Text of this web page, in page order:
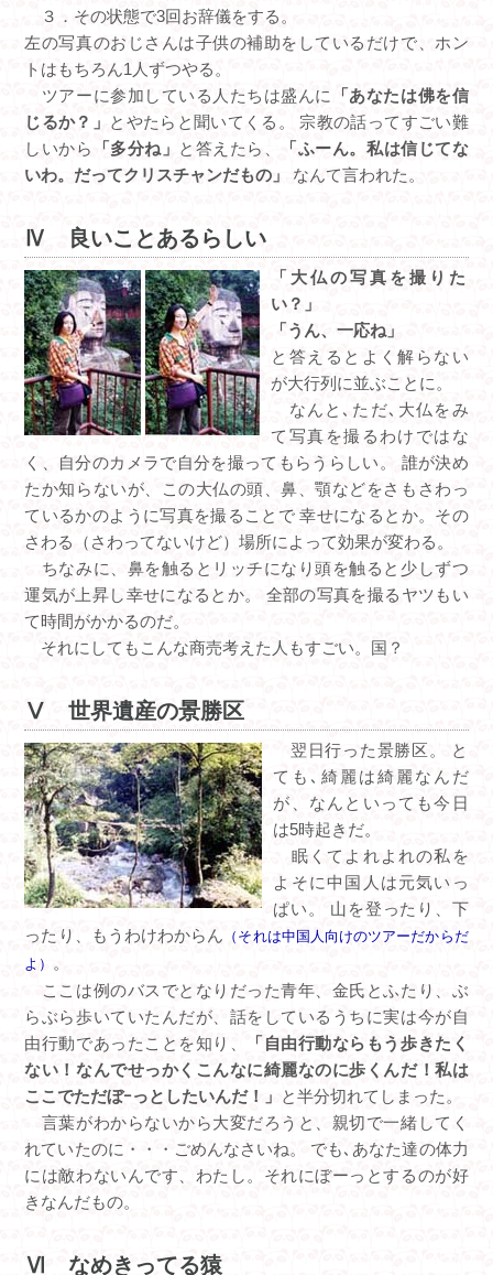
３．その状態で3回お辞儀をする。
左の写真のおじさんは子供の補助をしているだけで、ホン
トはもちろん1人ずつやる。
ツアーに参加している人たちは盛んに
「あなたは佛を信
じるか？」 とやたらと聞いてくる。 宗教の話ってすごい難
しいから
「多分ね」 と答えたら、
「ふーん。私は信じてな
いわ。だってクリスチャンだもの」
なんて言われた。
Ⅳ 良いことあるらしい
「大仏の写真を撮りた
い？」
「うん、一応ね」
と答えるとよく解らない
が大行列に並ぶことに。
なんと､ただ､大仏をみ
て写真を撮るわけではな
く、自分のカメラで自分を撮ってもらうらしい。 誰が決め
たか知らないが、この大仏の頭、鼻、顎などをさもさわっ
ているかのように写真を撮ることで 幸せになるとか。その
さわる（さわってないけど）場所によって効果が変わる。
ちなみに、鼻を触るとリッチになり頭を触ると少しずつ
運気が上昇し幸せになるとか。 全部の写真を撮るヤツもい
て時間がかかるのだ。
それにしてもこんな商売考えた人もすごい。国？
Ⅴ 世界遺産の景勝区
翌日行った景勝区。 と
ても､綺麗は綺麗なんだ
が、なんといっても今日
は5時起きだ。
眠くてよれよれの私を
よそに中国人は元気いっ
ぱい。 山を登ったり、下
ったり、もうわけわからん （それは中国人向けのツアーだからだ
よ）
。
ここは例のバスでとなりだった青年、金氏とふたり、ぶ
らぶら歩いていたんだが、話をしているうちに実は今が自
由行動であったことを知り、
「自由行動ならもう歩きたく
ない！なんでせっかくこんなに綺麗なのに歩くんだ！私は
ここでただぼｰっとしたいんだ！」 と半分切れてしまった。
言葉がわからないから大変だろうと、親切で一緒してく
れていたのに・・・ごめんなさいね。 でも､あなた達の体力
には敵わないんです、わたし。それにぼーっとするのが好
きなんだもの。
Ⅵ なめきってる猿